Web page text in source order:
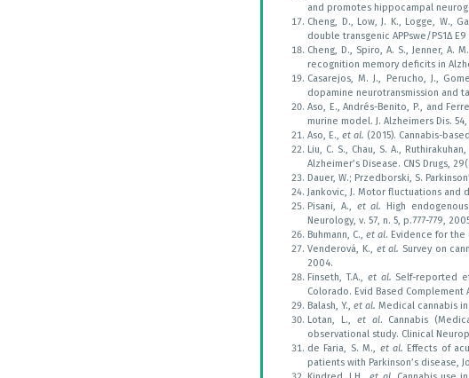
and promotes hippocampal
Cheng, D., Low, J. K., Logge, W.,
double transgenic APPswe/PS1Δ
Cheng, D., Spiro, A. S., Jenner,
recognition memory deficits in
Casarejos, M. J., Perucho, J.,
dopamine neurotransmission and
Aso, E., Andrés-Benito, P., and
murine model. J. Alzheimers Dis.
Aso, E.,et al. (2015). Cannabis-
Liu, C. S., Chau, S. A.,
Alzheimer’s Disease. CNS Drugs,
Dauer, W.; Przedborski, S.
Jankovic, J. Motor fluctuations and
Pisani, A., et al. High
Neurology, v. 57, n. 5, p.777-779,
Buhmann, C.,et al. Evidence for the
Venderová, K., et al. Survey on
2004.
Finseth, T.A., et al. Self-reported
Colorado. Evid Based Complement
Balash, Y.,et al. Medical cannabis
Lotan, L., et al. Cannabis
observational study. Clinical
de Faria, S. M., et al. Effects of
patients with Parkinson’s disease,